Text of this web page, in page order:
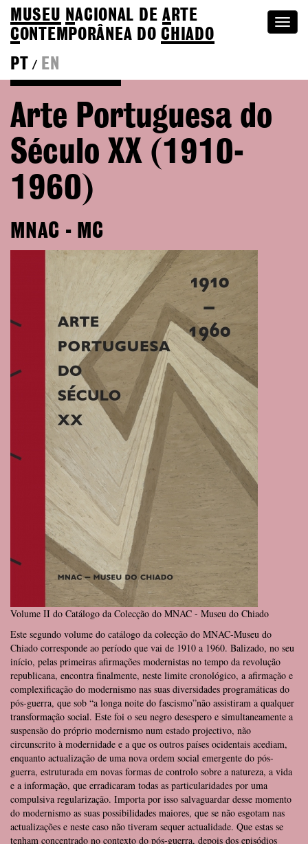
MUSEU NACIONAL DEA RTE
CONTEMPORÂNEA DOCHIADO
PT
/ EN
Arte Portuguesa do
Século XX (1910-
1960)
MNAC - MC
Volume II do Catálogo da Colecção do MNAC - Museu do Chiado
Este segundo volume do catálogo da colecção do MNAC-Museu do
Chiado corresponde ao período que vai de 1910 a 1960. Balizado, no seu
início, pelas primeiras afirmações modernistas no tempo da revolução
republicana, encontra finalmente, neste limite cronológico, a afirmação e
complexificação do modernismo nas suas diversidades programáticas do
pós-guerra, que sob “a longa noite do fascismo”não assistiram a qualquer
transformação social. Este foi o seu negro desespero e simultaneamente a
suspensão do próprio modernismo num estado projectivo, não
circunscrito à modernidade e a que os outros países ocidentais acediam,
enquanto actualização de uma nova ordem social emergente do pós-
guerra, estruturada em novas formas de controlo sobre a natureza, a vida
e a informação, que erradicaram todas as particularidades por uma
compulsiva regularização. Importa por isso salvaguardar desse momento
do modernismo as suas possibilidades maiores, que se não esgotam nas
actualizações e neste caso não tiveram sequer actualidade. Que estas se
tenham concentrado no contexto do pós-guerra, depois dos episódios